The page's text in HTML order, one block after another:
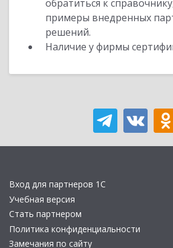
обратиться к
примеры внедренных
решений.
Наличие у фирмы
Вход для партнеров 1С
Учебная версия
Стать партнером
Политика конфиденциальности
Замечания по сайту